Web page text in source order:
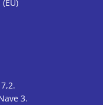
3.